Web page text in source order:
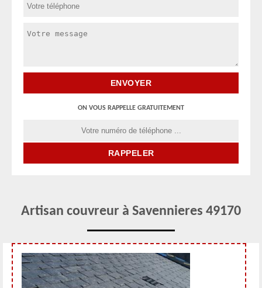
ON VOUS RAPPELLE GRATUITEMENT
Artisan couvreur à Savennieres 49170